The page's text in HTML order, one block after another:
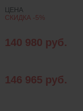
ЦЕНА
СКИДКА -5%
140 980 руб.
146 965 руб.